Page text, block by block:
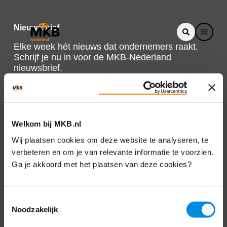
Welkom bij MKB.nl
Wij plaatsen cookies om deze website te analyseren, te
verbeteren en om je van relevante informatie te voorzien.
Ga je akkoord met het plaatsen van deze cookies?
Noodzakelijk
Nieuwsbrief
Elke week hét nieuws dat ondernemers raakt.
Schrijf je nu in voor de MKB-Nederland
nieuwsbrief.
Direct naar
Over ons
Bezuidenhoutseweg 12